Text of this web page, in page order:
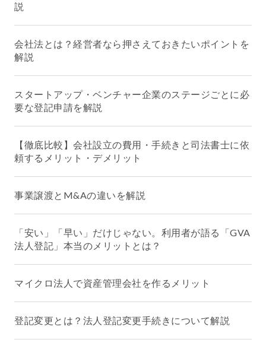
説
会社法とは？経営者なら押さえておきたいポイントを
解説
スタートアップ・ベンチャー企業のステージごとに必
要な登記申請を解説
【徹底比較】会社設立の費用・手続きと司法書士に依
頼するメリット・デメリット
事業譲渡とM&Aの違いを解説
「安い」「早い」だけじゃない。利用者が語る「GVA
法人登記」本当のメリットとは？
マイクロ法人で資産管理会社を作るメリット
登記変更とは？法人登記変更手続きについて解説